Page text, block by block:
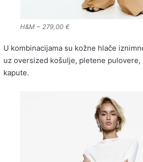
H&M – 279,00 €
U kombinacijama su kožne hlače
uz oversized košulje, pletene
kapute.